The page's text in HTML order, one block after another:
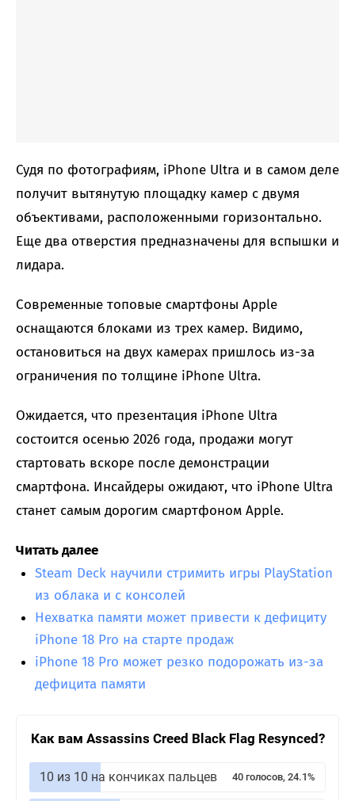
Судя по фотографиям, iPhone Ultra и в самом деле
получит вытянутую площадку камер с двумя
объективами, расположенными горизонтально.
Еще два отверстия предназначены для вспышки и
лидара.
Современные топовые смартфоны Apple
оснащаются блоками из трех камер. Видимо,
остановиться на двух камерах пришлось из-за
ограничения по толщине iPhone Ultra.
Ожидается, что презентация iPhone Ultra
состоится осенью 2026 года, продажи могут
стартовать вскоре после демонстрации
смартфона. Инсайдеры ожидают, что iPhone Ultra
станет самым дорогим смартфоном Apple.
Читать далее
Steam Deck научили стримить игры PlayStation
из облака и с консолей
Нехватка памяти может привести к дефициту
iPhone 18 Pro на старте продаж
iPhone 18 Pro может резко подорожать из-за
дефицита памяти
Как вам Assassins Creed Black Flag Resynced?
10 из 10 на кончиках пальцев 40 голосов, 24.1%